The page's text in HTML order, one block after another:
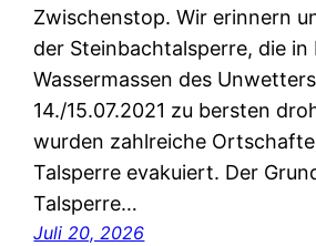
Zwischenstop. Wir erinnern
der Steinbachtalsperre, die in
Wassermassen des
14./15.07.2021 zu bersten
wurden zahlreiche
Talsperre evakuiert. Der
Talsperre…
Juli 20, 2026